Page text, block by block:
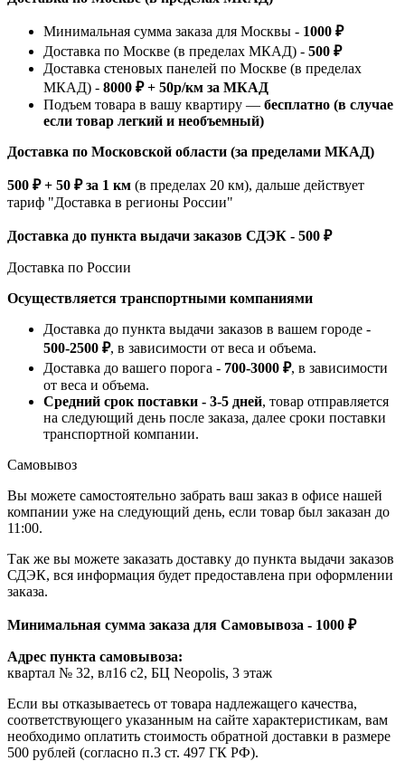
Минимальная сумма заказа для Москвы - 1000 ₽
Доставка по Москве (в пределах МКАД) - 500 ₽
Доставка стеновых панелей по Москве (в пределах
МКАД) - 8000 ₽ + 50р/км за МКАД
Подъем товара в вашу квартиру — бесплатно (в случае
если товар легкий и необъемный)
Доставка по Московской области (за пределами МКАД)
500 ₽ + 50 ₽ за 1 км (в пределах 20 км), дальше действует
тариф "Доставка в регионы России"
Доставка до пункта выдачи заказов СДЭК - 500 ₽
Доставка по России
Осуществляется транспортными компаниями
Доставка до пункта выдачи заказов в вашем городе -
500-2500 ₽, в зависимости от веса и объема.
Доставка до вашего порога - 700-3000 ₽, в зависимости
от веса и объема.
Средний срок поставки - 3-5 дней, товар отправляется
на следующий день после заказа, далее сроки поставки
транспортной компании.
Самовывоз
Вы можете самостоятельно забрать ваш заказ в офисе нашей
компании уже на следующий день, если товар был заказан до
11:00.
Так же вы можете заказать доставку до пункта выдачи заказов
СДЭК, вся информация будет предоставлена при оформлении
заказа.
Минимальная сумма заказа для Самовывоза - 1000 ₽
Адрес пункта самовывоза:
квартал № 32, вл16 с2, БЦ Neopolis, 3 этаж
Если вы отказываетесь от товара надлежащего качества,
соответствующего указанным на сайте характеристикам, вам
необходимо оплатить стоимость обратной доставки в размере
500 рублей (согласно п.3 ст. 497 ГК РФ).